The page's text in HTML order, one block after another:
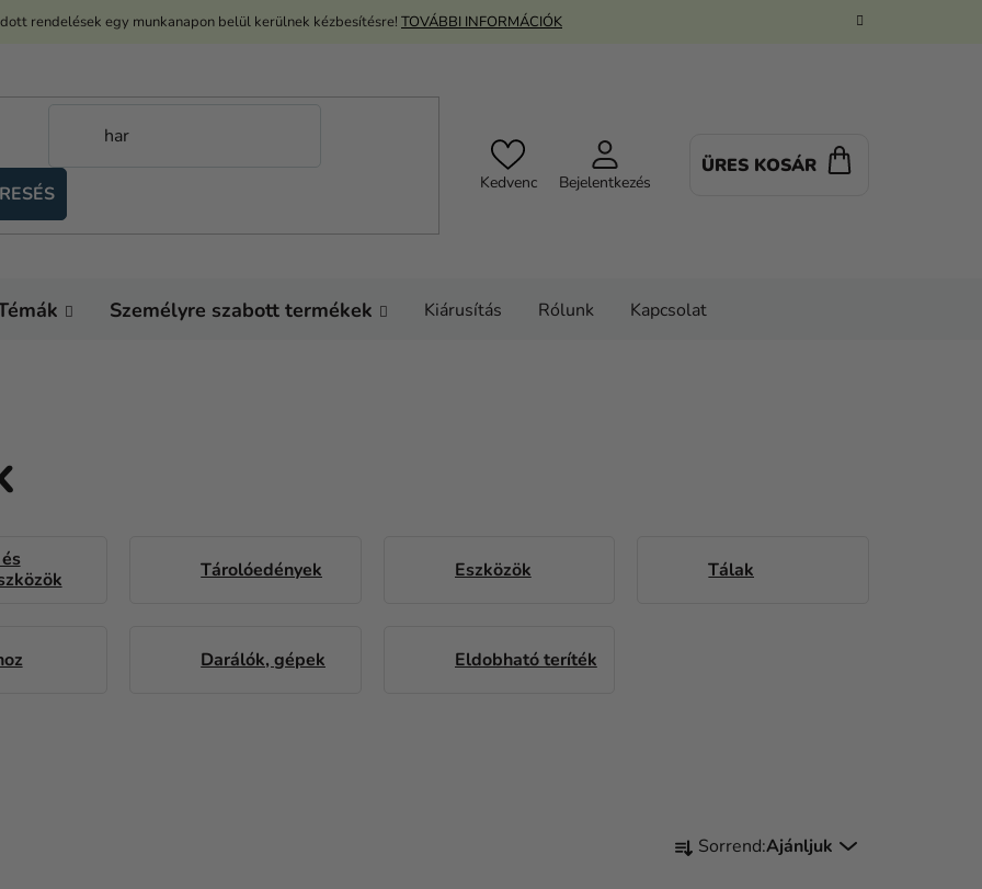
rendelések egy munkanapon belül kerülnek kézbesítésre! TOVÁBBI INFORMÁCIÓK
Kedvenc Bejelentkezés
ÜRES KOSÁR
Személyre szabott termékek Kiárusítás Rólunk Kapcsolat
Tárolóedények Eszközök Tálak
Darálók, gépek Eldobható teríték
T Sorrend:Ajánljuk